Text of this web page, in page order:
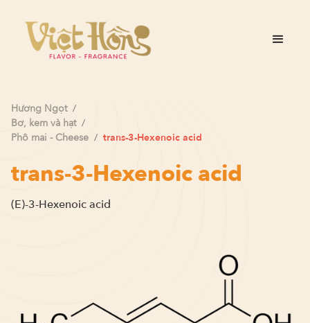
Hương Ngọt /
Bơ, kem và hạt /
Phô mai - Cheese / trans-3-Hexenoic acid
trans-3-Hexenoic acid
(E)-3-Hexenoic acid